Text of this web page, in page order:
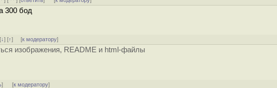
300 бод
[↓] [↑] [к модератору]
изображения, README и html-файлы
] [к модератору]